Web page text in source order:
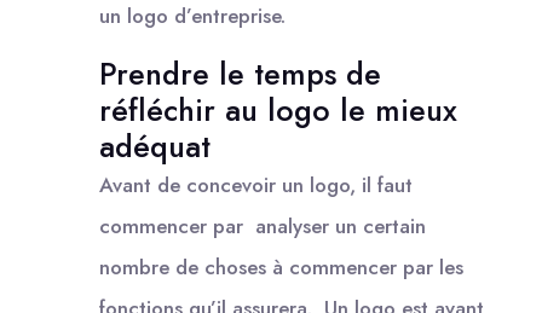
un logo d’entreprise.
Prendre le temps de
réfléchir au logo le mieux
adéquat
Avant de concevoir un logo, il faut
commencer par analyser un certain
nombre de choses à commencer par les